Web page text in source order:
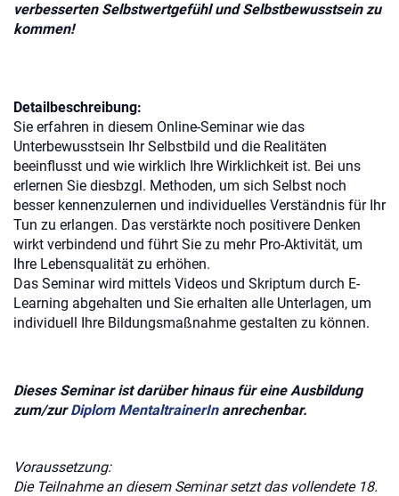
verbesserten Selbstwertgefühl und Selbstbewusstsein zu
kommen!
Detailbeschreibung:
Sie erfahren in diesem Online-Seminar wie das
Unterbewusstsein Ihr Selbstbild und die Realitäten
beeinflusst und wie wirklich Ihre Wirklichkeit ist. Bei uns
erlernen Sie diesbzgl. Methoden, um sich Selbst noch
besser kennenzulernen und individuelles Verständnis für Ihr
Tun zu erlangen. Das verstärkte noch positivere Denken
wirkt verbindend und führt Sie zu mehr Pro-Aktivität, um
Ihre Lebensqualität zu erhöhen.
Das Seminar wird mittels Videos und Skriptum durch E-
Learning abgehalten und Sie erhalten alle Unterlagen, um
individuell Ihre Bildungsmaßnahme gestalten zu können.
Dieses Seminar ist darüber hinaus für eine Ausbildung
zum/zurDiplom MentaltrainerInanrechenbar.
Voraussetzung:
Die Teilnahme an diesem Seminar setzt das vollendete 18.